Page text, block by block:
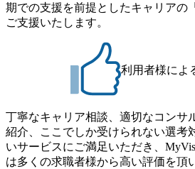
期での支援を前提としたキャリアの
ご支援いたします。
利用者様によ
丁寧なキャリア相談、適切なコンサ
紹介、ここでしか受けられない選考
いサービスにご満足いただき、
は多くの求職者様から高い評価を頂